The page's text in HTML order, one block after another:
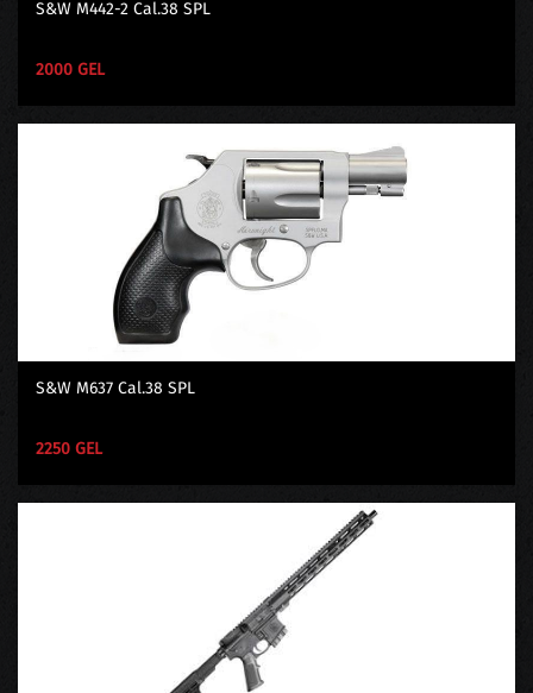
S&W M442-2 Cal.38 SPL
2000 GEL
S&W M637 Cal.38 SPL
2250 GEL